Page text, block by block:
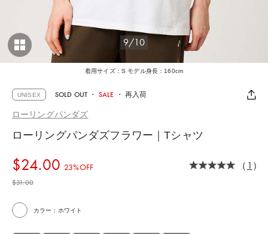
着用サイズ：S モデル身長：160cm
9/10
UNISEX SOLD OUT ・ SALE ・ 再入荷
ローリングパンダズ
ローリングパンダズフラワー｜Tシャツ
$‌24.00 23%OFF （ 1 ）
$‌31.00
カラー：ホワイト